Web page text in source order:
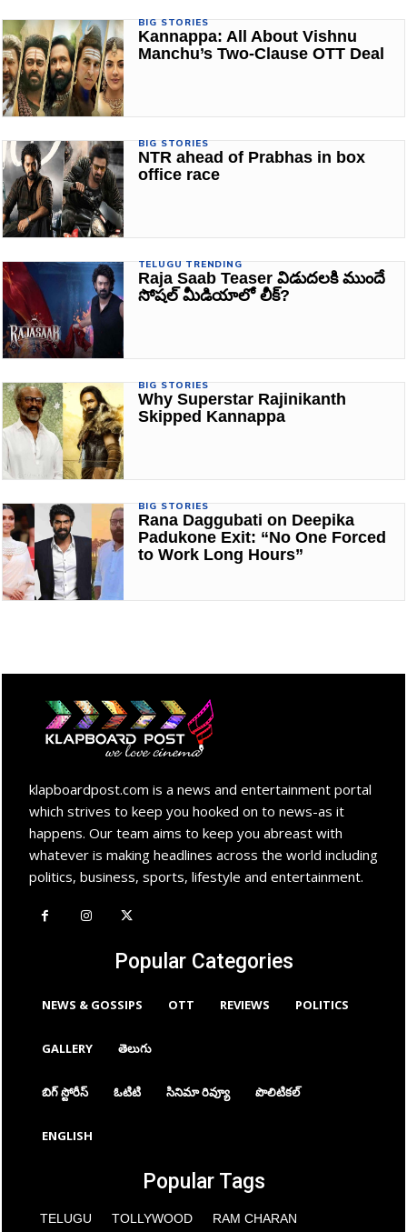
BIG STORIES
Kannappa: All About Vishnu
Manchu’s Two-Clause OTT Deal
BIG STORIES
NTR ahead of Prabhas in box
office race
TELUGU TRENDING
Raja Saab Teaser విడుదలకి ముందే
సోషల్ మీడియాలో లీక్?
BIG STORIES
Why Superstar Rajinikanth
Skipped Kannappa
BIG STORIES
Rana Daggubati on Deepika
Padukone Exit: “No One Forced
to Work Long Hours”
klapboardpost.com is a news and entertainment portal
which strives to keep you hooked on to news-as it
happens. Our team aims to keep you abreast with
whatever is making headlines across the world including
politics, business, sports, lifestyle and entertainment.
Popular Categories
NEWS & GOSSIPS OTT REVIEWS POLITICS
GALLERY తెలుగు
బిగ్ స్టోరీస్ ఓటిటి సినిమా రివ్యూ పొలిటికల్
ENGLISH
Popular Tags
TELUGU TOLLYWOOD RAM CHARAN